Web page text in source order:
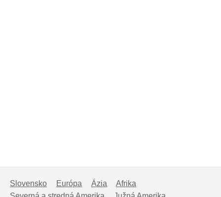
Slovensko Európa Ázia
Afrika